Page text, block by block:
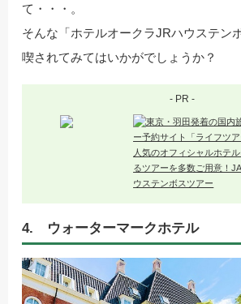
て・・・。
そんな「ホテルオークラJRハウステン
喫されてみてはいかがでしょうか？
- PR -
人気のオフィシャルホテ
るツアーを多数ご用意！
ウステンボスツアー
4. ウォーターマークホテル